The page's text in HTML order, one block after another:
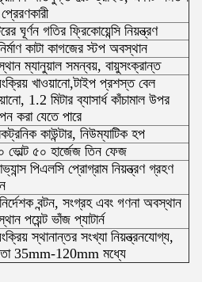
প্রেরণকারী
ঘূর্ণন গতির ফ্রিকোয়েন্সি নিয়ন্ত্রণ
কাটা কাগজের স্টপ অবস্থান
ম্যানুয়াল সমন্বয়, বায়ুসংক্রান্ত
খাওয়ানো,টাইপ প্রশস্ত বেল
1.2 মিটার ব্যাসার্ধ কাঁচামাল উপর
করা যেতে পারে
কাউন্টার, নিউম্যাটিক হপ
ভোল্ট ৫০ হার্জেজ তিন ফেজ
পিএলসি প্রোগ্রাম নিয়ন্ত্রণ গ্রহণ
বন্টন, সংগ্রহ এবং গণনা অবস্থান
পয়েন্ট ভাঁজ প্যাটার্ন
স্থানান্তর সংখ্যা নিয়ন্ত্রনযোগ্য,
35mm-120mm মধ্যে